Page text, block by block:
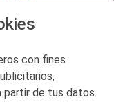
con fines
partir de tus datos.